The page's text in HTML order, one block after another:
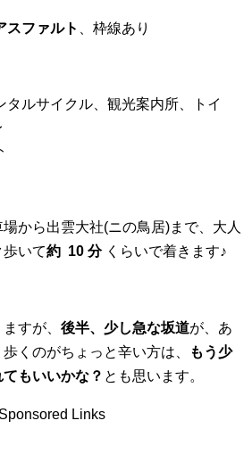
スファルト 、枠線あり
ルサイクル、観光案内所、トイ
から出雲大社(ニの鳥居)まで、大人
いて約 10 分くらいで着きます♪
すが、 後半、少し急な坂道が、あ
くのがちょっと辛い方は、
もう少
もいいかな？ とも思います。
Sponsored Links